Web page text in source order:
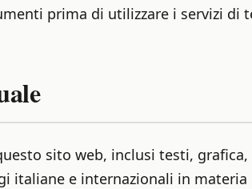
prima di utilizzare i servizi di
sito web, inclusi testi,
italiane e internazionali in